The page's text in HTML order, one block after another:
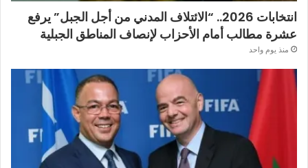
انتخابات 2026.. “الائتلاف المدني من أجل الجبل” يرفع
عشرة مطالب أمام الأحزاب لإنصاف المناطق الجبلية
منذ يوم واحد